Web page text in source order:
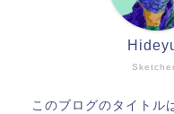
このブログのタイトル